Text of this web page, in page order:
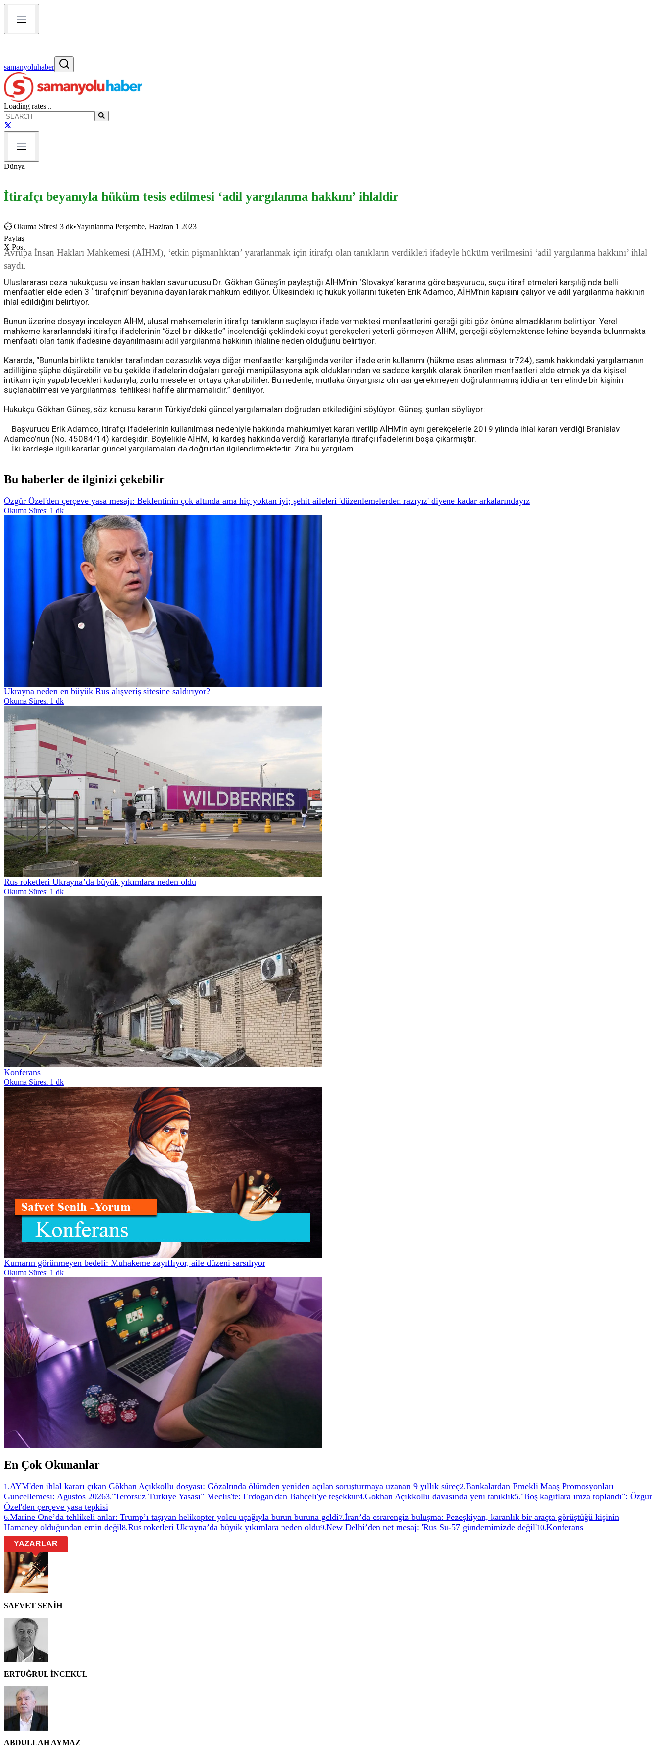
samanyoluhaber
Loading rates...
Dünya
İtirafçı beyanıyla hüküm tesis edilmesi ‘adil yargılanma hakkını’ ihlaldir
⏱ Okuma Süresi 3 dk•Yayınlanma Perşembe, Haziran 1 2023
Paylaş
X Post
Avrupa İnsan Hakları Mahkemesi (AİHM), ‘etkin pişmanlıktan’ yararlanmak için itirafçı olan tanıkların verdikleri ifadeyle hüküm verilmesini ‘adil yargılanma hakkını’ ihlal
saydı.
Uluslararası ceza hukukçusu ve insan hakları savunucusu Dr. Gökhan Güneş’in paylaştığı AİHM’nin ‘Slovakya’ kararına göre başvurucu, suçu itiraf etmeleri karşılığında belli
menfaatler elde eden 3 ‘itirafçının’ beyanına dayanılarak mahkum ediliyor. Ülkesindeki iç hukuk yollarını tüketen Erik Adamco, AİHM’nin kapısını çalıyor ve adil yargılanma hakkının
ihlal edildiğini belirtiyor.
Bunun üzerine dosyayı inceleyen AİHM, ulusal mahkemelerin itirafçı tanıkların suçlayıcı ifade vermekteki menfaatlerini gereği gibi göz önüne almadıklarını belirtiyor. Yerel
mahkeme kararlarındaki itirafçı ifadelerinin “özel bir dikkatle” incelendiği şeklindeki soyut gerekçeleri yeterli görmeyen AİHM, gerçeği söylemektense lehine beyanda bulunmakta
menfaati olan tanık ifadesine dayanılmasını adil yargılanma hakkının ihlaline neden olduğunu belirtiyor.
Kararda, “Bununla birlikte tanıklar tarafından cezasızlık veya diğer menfaatler karşılığında verilen ifadelerin kullanımı (hükme esas alınması tr724), sanık hakkındaki yargılamanın
adilliğine şüphe düşürebilir ve bu şekilde ifadelerin doğaları gereği manipülasyona açık olduklarından ve sadece karşılık olarak önerilen menfaatleri elde etmek ya da kişisel
intikam için yapabilecekleri kadarıyla, zorlu meseleler ortaya çıkarabilirler. Bu nedenle, mutlaka önyargısız olması gerekmeyen doğrulanmamış iddialar temelinde bir kişinin
suçlanabilmesi ve yargılanması tehlikesi hafife alınmamalıdır.” deniliyor.
Hukukçu Gökhan Güneş, söz konusu kararın Türkiye’deki güncel yargılamaları doğrudan etkilediğini söylüyor. Güneş, şunları söylüyor:
Başvurucu Erik Adamco, itirafçı ifadelerinin kullanılması nedeniyle hakkında mahkumiyet kararı verilip AİHM’in aynı gerekçelerle 2019 yılında ihlal kararı verdiği Branislav
Adamco’nun (No. 45084/14) kardeşidir. Böylelikle AİHM, iki kardeş hakkında verdiği kararlarıyla itirafçı ifadelerini boşa çıkarmıştır.
İki kardeşle ilgili kararlar güncel yargılamaları da doğrudan ilgilendirmektedir. Zira bu yargılam
Bu haberler de ilginizi çekebilir
Özgür Özel'den çerçeve yasa mesajı: Beklentinin çok altında ama hiç yoktan iyi; şehit aileleri 'düzenlemelerden razıyız' diyene kadar arkalarındayız
Okuma Süresi 1 dk
Ukrayna neden en büyük Rus alışveriş sitesine saldırıyor?
Okuma Süresi 1 dk
Rus roketleri Ukrayna’da büyük yıkımlara neden oldu
Okuma Süresi 1 dk
Konferans
Okuma Süresi 1 dk
Kumarın görünmeyen bedeli: Muhakeme zayıflıyor, aile düzeni sarsılıyor
Okuma Süresi 1 dk
En Çok Okunanlar
1 .AYM'den ihlal kararı çıkan Gökhan Açıkkollu dosyası: Gözaltında ölümden yeniden açılan soruşturmaya uzanan 9 yıllık süreç2.Bankalardan Emekli Maaş Promosyonları
Güncellemesi: Ağustos 20263."Terörsüz Türkiye Yasası" Meclis'te: Erdoğan'dan Bahçeli'ye teşekkür4.Gökhan Açıkkollu davasında yeni tanıklık5."Boş kağıtlara imza toplandı": Özgür
Özel'den çerçeve yasa tepkisi
6.Marine One’da tehlikeli anlar: Trump’ı taşıyan helikopter yolcu uçağıyla burun buruna geldi7.İran’da esrarengiz buluşma: Pezeşkiyan, karanlık bir araçta görüştüğü kişinin
Hamaney olduğundan emin değil8.Rus roketleri Ukrayna’da büyük yıkımlara neden oldu9.New Delhi’den net mesaj: 'Rus Su-57 gündemimizde değil'10.Konferans
YAZARLAR
SAFVET SENİH
ERTUĞRUL İNCEKUL
ABDULLAH AYMAZ